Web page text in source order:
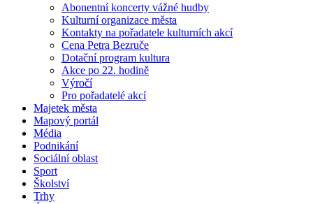
Abonentní koncerty vážné hudby
Kulturní organizace města
Kontakty na pořadatele kulturních akcí
Cena Petra Bezruče
Dotační program kultura
Akce po 22. hodině
Výročí
Pro pořadatelé akcí
Majetek města
Mapový portál
Média
Podnikání
Sociální oblast
Sport
Školství
Trhy